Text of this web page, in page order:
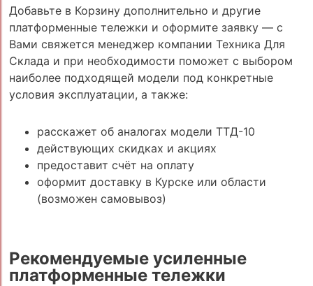
Добавьте в Корзину дополнительно и другие
платформенные тележки и оформите заявку — с
Вами свяжется менеджер компании Техника Для
Склада и при необходимости поможет с выбором
наиболее подходящей модели под конкретные
условия эксплуатации, а также:
расскажет об аналогах модели ТТД-10
действующих скидках и акциях
предоставит счёт на оплату
оформит доставку в Курске или области
(возможен самовывоз)
Рекомендуемые усиленные
платформенные тележки